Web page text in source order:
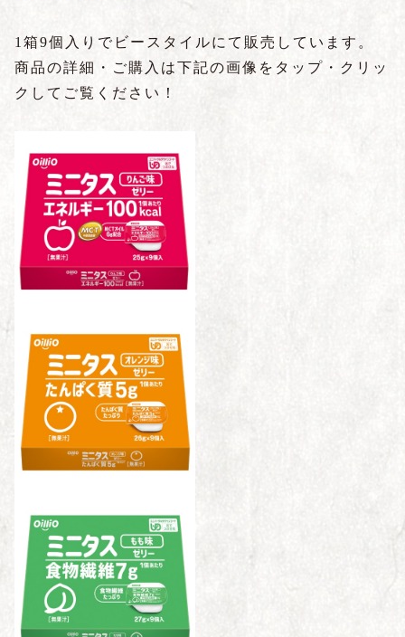
1箱9個入りでビースタイルにて販売しています。
商品の詳細・ご購入は下記の画像をタップ・クリッ
クしてご覧ください！